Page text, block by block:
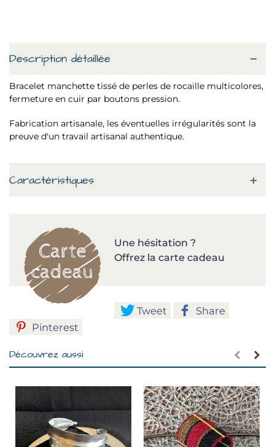
Description détaillée
Bracelet manchette tissé de perles de rocaille multicolores,
fermeture en cuir par boutons pression.
Fabrication artisanale, les éventuelles irrégularités sont la
preuve d'un travail artisanal authentique.
Caractéristiques
Une hésitation ?
Offrez la carte cadeau
Tweet
Share
Pinterest
Découvrez aussi